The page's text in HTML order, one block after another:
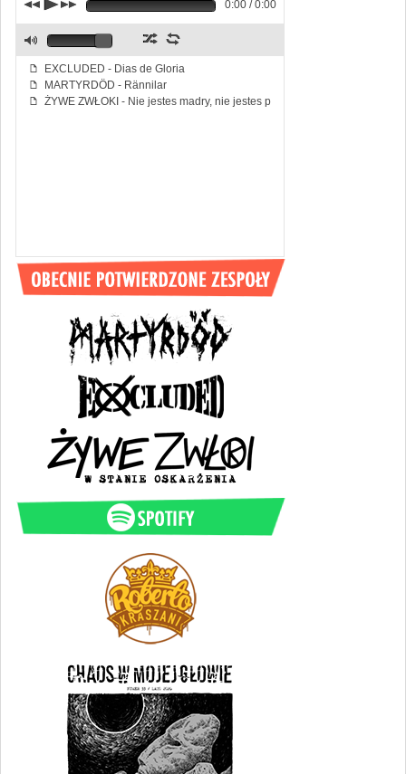
p
j k 0:00 / 0:00
f EXCLUDED - Dias de Gloria
f MARTYRDÖD - Rännilar
f ŻYWE ZWŁOKI - Nie jestes madry, nie jestes piekny
M z l